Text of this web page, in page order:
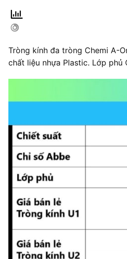
Tròng kính đa tròng Chemi A-
chất liệu nhựa Plastic. Lớp